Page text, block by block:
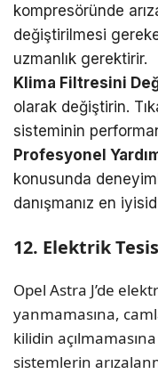
kompresöründe
değiştirilmesi
uzmanlık gerektirir.
Klima Filtresini
olarak değiştirin.
sisteminin
Profesyonel
konusunda
danışmanız en
12. Elektrik
Opel Astra J’de
yanmamasına,
kilidin
sistemlerin